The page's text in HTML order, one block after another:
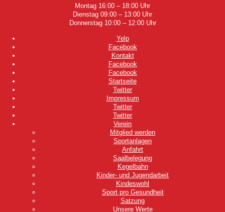
Montag 16:00 – 18:00 Uhr
Dienstag 09:00 – 13:00 Uhr
Donnerstag 10:00 – 12:00 Uhr
Yelp
Facebook
Kontakt
Facebook
Facebook
Startseite
Twitter
Impressum
Twitter
Twitter
Verein
Mitglied werden
Sportanlagen
Anfahrt
Saalbelegung
Kegelbahn
Kinder- und Jugendarbeit
Kindeswohl
Sport pro Gesundheit
Satzung
Unsere Werte